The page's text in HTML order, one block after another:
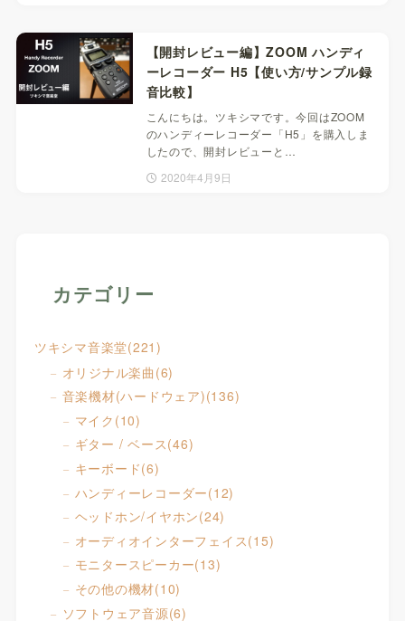
【開封レビュー編】ZOOM ハンディ
ーレコーダー H5【使い方/サンプル録
音比較】
こんにちは。ツキシマです。今回はZOOM
のハンディーレコーダー「H5」を購入しま
したので、開封レビューと…
2020年4月9日
カテゴリー
ツキシマ音楽堂(221)
オリジナル楽曲 (6)
音楽機材(ハードウェア)(136)
マイク (10)
ギター / ベース(46)
キーボード(6)
ハンディーレコーダー(12)
ヘッドホン/イヤホン(24)
オーディオインターフェイス(15)
モニタースピーカー(13)
その他の機材(10)
ソフトウェア音源(6)